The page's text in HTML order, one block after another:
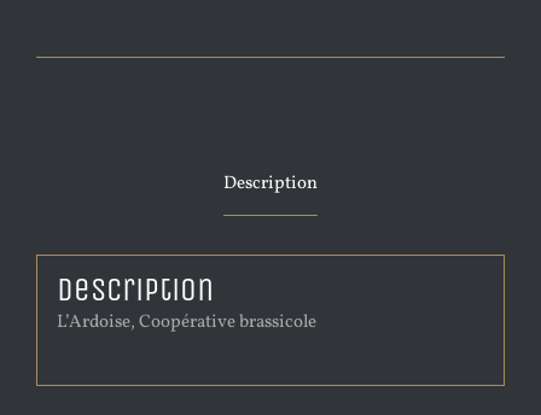
Description
Description
L’Ardoise, Coopérative brassicole